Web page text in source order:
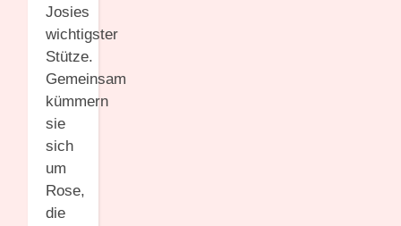
Josies
wichtigster
Stütze.
Gemeinsam
kümmern
sie
sich
um
Rose,
die